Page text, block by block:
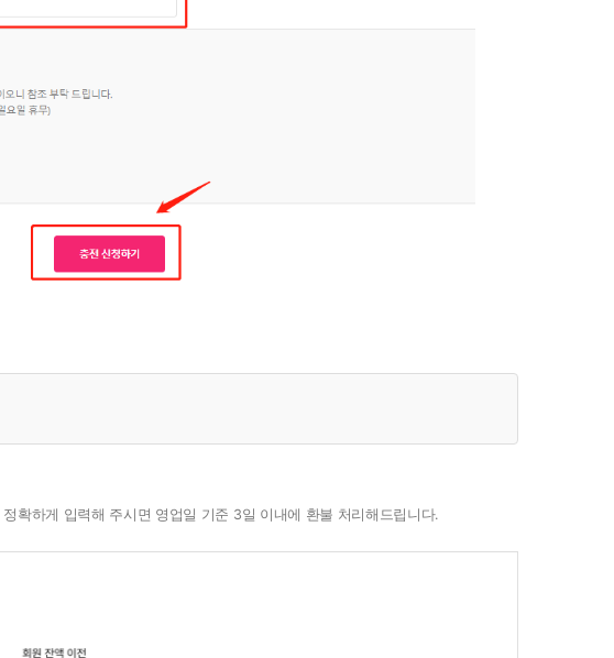
확하게 입력해 주시면 영업일 기준 3일 이내에 환불 처리해드립니다.